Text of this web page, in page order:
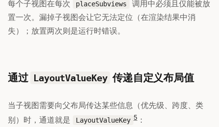
每个子视图在每次 placeSubviews
调用中必须且仅能被放
置一次。漏掉子视图会让它无法定位（在渲染结果中消
失）；放置两次则是运行时错误。
通过 LayoutValueKey 传递自定义布局值
当子视图需要向父布局传达某些信息（优先级、跨度、类
别）时，通道就是
LayoutValueKey 5 ：